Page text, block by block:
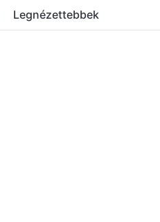
Legnézettebbek